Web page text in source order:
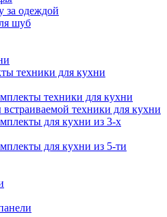
за одеждой
шуб
техники для кухни
техники для кухни
техники для кухни
для кухни из 3-х
для кухни из 5-ти